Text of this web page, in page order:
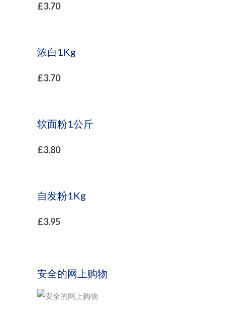
£3.70
浓白1Kg
£3.70
软面粉1公斤
£3.80
自发粉1Kg
£3.95
安全的网上购物